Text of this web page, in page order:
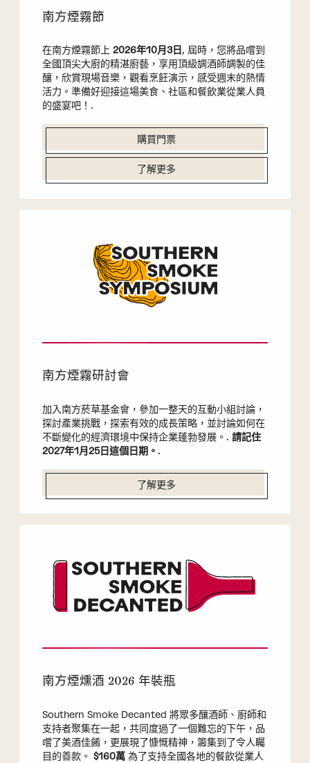
南方煙霧節
在南方煙霧節上 2026年10月3日 , 屆時，您將品嚐到
全國頂尖大廚的精湛廚藝，享用頂級調酒師調製的佳
釀，欣賞現場音樂，觀看烹飪演示，感受週末的熱情
活力。準備好迎接這場美食、社區和餐飲業從業人員
的盛宴吧！.
購買門票
了解更多
南方煙霧研討會
加入南方菸草基金會，參加一整天的互動小組討論，
探討產業挑戰，探索有效的成長策略，並討論如何在
不斷變化的經濟環境中保持企業蓬勃發展。. 請記住
2027年1月25日這個日期。 .
了解更多
南方煙燻酒 2026 年裝瓶
Southern Smoke Decanted 將眾多釀酒師、廚師和
支持者聚集在一起，共同度過了一個難忘的下午，品
嚐了美酒佳餚，更展現了慷慨精神，籌集到了令人矚
目的善款。 $160萬為了支持全國各地的餐飲從業人